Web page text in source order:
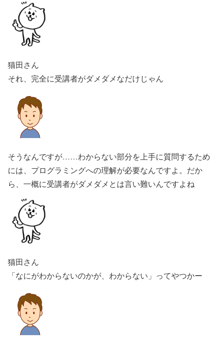
猫田さん
それ、完全に受講者がダメダメなだけじゃん
そうなんですが……わからない部分を上手に質問するため
には、プログラミングへの理解が必要なんですよ。だか
ら、一概に受講者がダメダメとは言い難いんですよね
猫田さん
「なにがわからないのかが、わからない」ってやつかー